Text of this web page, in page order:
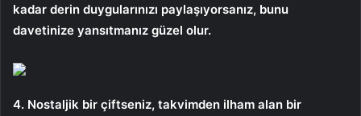
kadar derin duygularınızı paylaşıyorsanız, bunu
davetinize yansıtmanız güzel olur.
4. Nostaljik bir çiftseniz, takvimden ilham alan bir